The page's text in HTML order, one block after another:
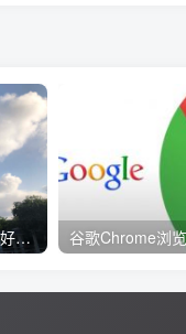
Blog_Backup合并备份博客好工具